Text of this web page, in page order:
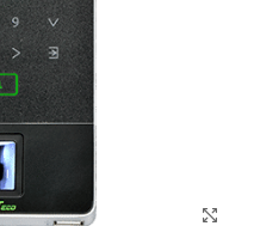
اضغط للتكبير